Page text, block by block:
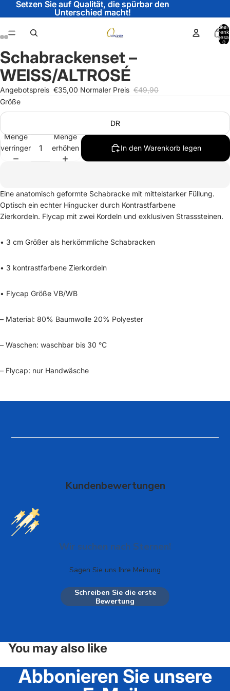
Setzen Sie auf Qualität, die spürbar den
Unterschied macht!
Setzen Sie auf Qualität, die spürbar den
Unterschied macht!
Artikel
0
Bild
im
Vollbildmodus
öffnen
Bild
im
Vollbildmodus
öffnen
Bild
im
Vollbildmodus
öffnen
Bild
im
Vollbildmodus
öffnen
Schabrackenset –
WEISS/ALTROSÉ
Angebotspreis €35,00 Normaler Preis €49,90
Größe
DR
Menge
verringern
Menge
erhöhen
In den Warenkorb legen
Eine anatomisch geformte Schabracke mit mittelstarker Füllung.
Optisch ein echter Hingucker durch Kontrastfarbene
Zierkordeln. Flycap mit zwei Kordeln und exklusiven Strasssteinen.
• 3 cm Größer als herkömmliche Schabracken
• 3 kontrastfarbene Zierkordeln
• Flycap Größe VB/WB
– Material: 80% Baumwolle 20% Polyester
– Waschen: waschbar bis 30 °C
– Flycap: nur Handwäsche
Kundenbewertungen
Wir suchen nach Sternen!
Sagen Sie uns Ihre Meinung
Schreiben Sie die erste
Bewertung
You may also like
Abbonieren Sie unsere